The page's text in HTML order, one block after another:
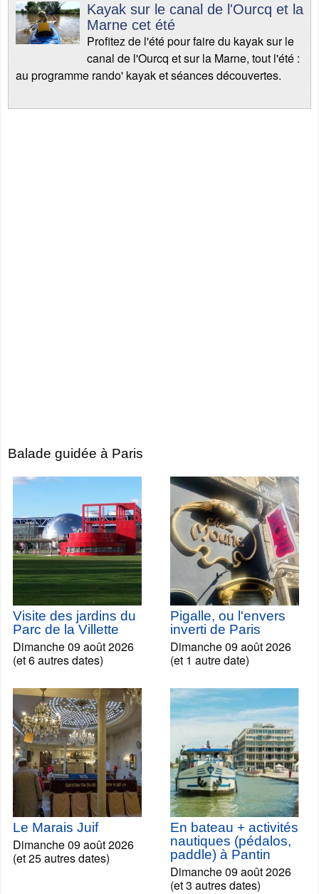
Kayak sur le canal de l'Ourcq et la
Marne cet été
Profitez de l'été pour faire du kayak sur le
canal de l'Ourcq et sur la Marne, tout l'été :
au programme rando' kayak et séances découvertes.
Balade guidée à Paris
Visite des jardins du
Parc de la Villette
Dimanche 09 août 2026
(et 6 autres dates)
Pigalle, ou l'envers
inverti de Paris
Dimanche 09 août 2026
(et 1 autre date)
Le Marais Juif
Dimanche 09 août 2026
(et 25 autres dates)
En bateau + activités
nautiques (pédalos,
paddle) à Pantin
Dimanche 09 août 2026
(et 3 autres dates)